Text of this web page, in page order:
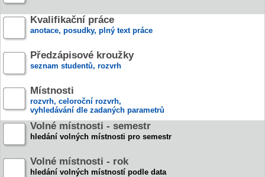
Kvalifikační práce
anotace, posudky, plný text práce
Předzápisové kroužky
seznam studentů, rozvrh
Místnosti
rozvrh, celoroční rozvrh,
vyhledávání dle zadaných parametrů
Volné místnosti - semestr
hledání volných místnosti pro semestr
Volné místnosti - rok
hledání volných místností podle data